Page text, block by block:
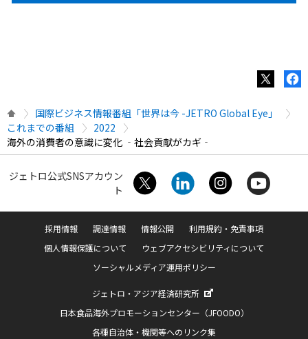
国際ビジネス情報番組「世界は今 -JETRO Global Eye」
これまでの番組
2022
海外の消費者の意識に変化 ‐社会貢献がカギ‐
ジェトロ公式SNSアカウン
ト
採用情報 調達情報 情報公開
利用規約・免責事項
個人情報保護について
ウェブアクセシビリティについて
ソーシャルメディア運用ポリシー
ジェトロ・アジア経済研究所
日本食品海外プロモーションセンター（JFOODO）
各種自治体・機関等へのリンク集